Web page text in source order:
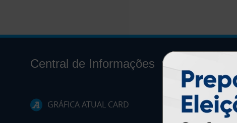
Central de Informações
GRÁFICA ATUAL CARD